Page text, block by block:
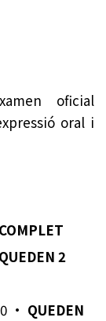
oficial
oral i
COMPLET
QUEDEN 2
· QUEDEN